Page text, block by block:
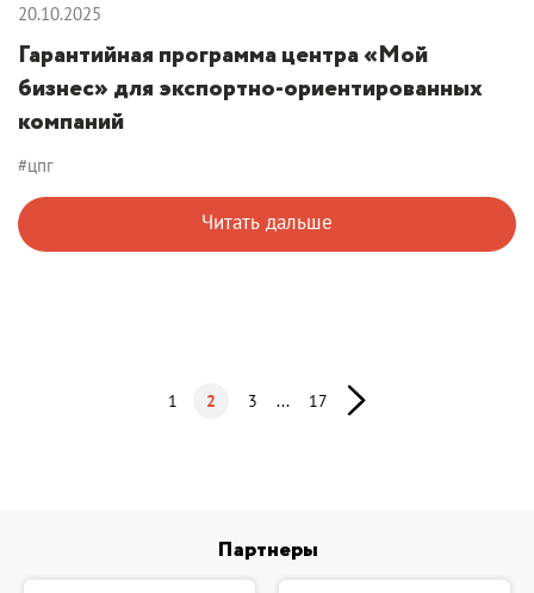
20.10.2025
Гарантийная программа центра «Мой
бизнес» для экспортно-ориентированных
компаний
#цпг
Читать дальше
1 2 3 ... 17
Партнеры